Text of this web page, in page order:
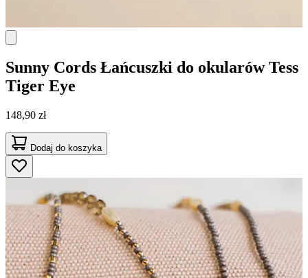
Sunny Cords Łańcuszki do okularów Tess
Tiger Eye
148,90 zł
Dodaj do koszyka